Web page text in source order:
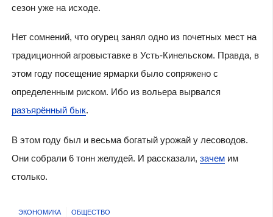
сезон уже на исходе.
Нет сомнений, что огурец занял одно из почетных мест на
традиционной агровыставке в Усть-Кинельском. Правда, в
этом году посещение ярмарки было сопряжено с
определенным риском. Ибо из вольера вырвался
разъярённый бык.
В этом году был и весьма богатый урожай у лесоводов.
Они собрали 6 тонн желудей. И рассказали, зачемим
столько.
ЭКОНОМИКА ОБЩЕСТВО